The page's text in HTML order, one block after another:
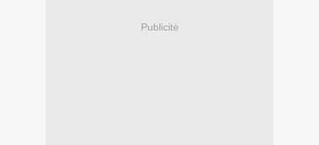
Publicité